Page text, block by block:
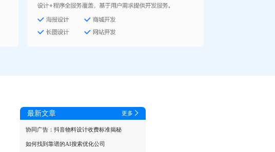
最新文章 更多
协同广告：抖音物料设计收费标准揭秘
如何找到靠谱的AI搜索优化公司